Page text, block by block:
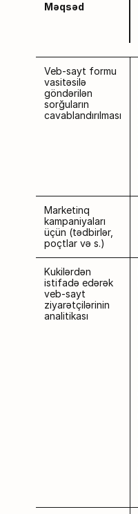
Məqsəd
Veb-sayt formu
vasitəsilə
göndərilən
sorğuların
cavablandırılması
Marketinq
kampaniyaları
üçün (tədbirlər,
poçtlar və s.)
Kukilərdən
istifadə edərək
veb-sayt
ziyarətçilərinin
analitikası